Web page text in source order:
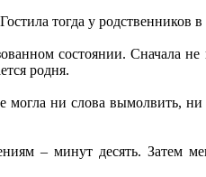
тогда у родственников
состоянии. Сначала
родня.
могла ни слова вымолвить,
– минут десять. Затем